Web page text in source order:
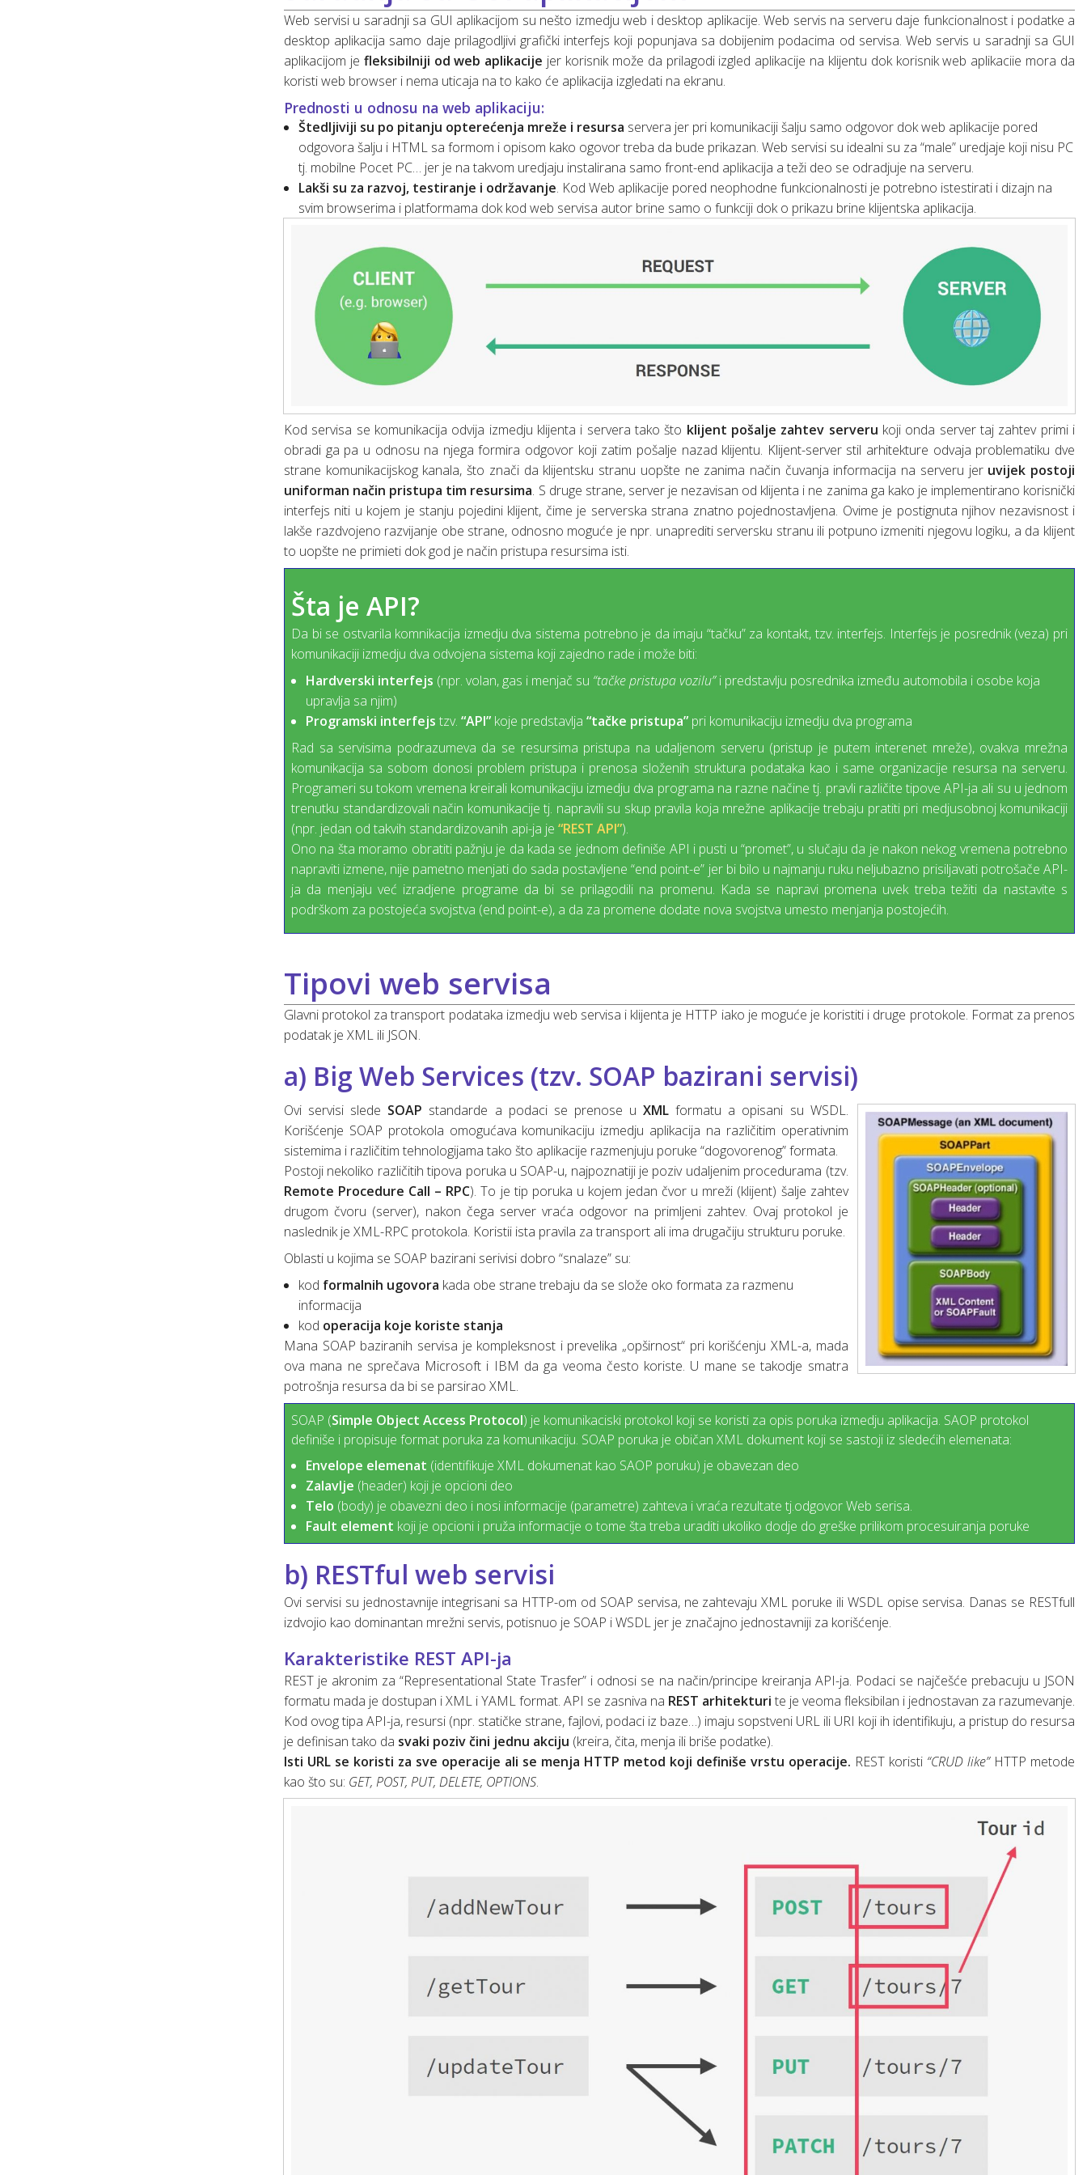
Web servisi u saradnji sa GUI aplikacijom su nešto izmedju web i desktop aplikacije. Web servis na serveru daje funkcionalnost i podatke a
desktop aplikacija samo daje prilagodljivi grafički interfejs koji popunjava sa dobijenim podacima od servisa. Web servis u saradnji sa GUI
aplikacijom je fleksibilniji od web aplikacije jer korisnik može da prilagodi izgled aplikacije na klijentu dok korisnik web aplikaciie mora da
koristi web browser i nema uticaja na to kako će aplikacija izgledati na ekranu.
Prednosti u odnosu na web aplikaciju:
Štedljiviji su po pitanju opterećenja mreže i resursa servera jer pri komunikaciji šalju samo odgovor dok web aplikacije pored
odgovora šalju i HTML sa formom i opisom kako ogovor treba da bude prikazan. Web servisi su idealni su za “male” uredjaje koji nisu PC
tj. mobilne Pocet PC… jer je na takvom uredjaju instalirana samo front-end aplikacija a teži deo se odradjuje na serveru.
Lakši su za razvoj, testiranje i održavanje. Kod Web aplikacije pored neophodne funkcionalnosti je potrebno istestirati i dizajn na
svim browserima i platformama dok kod web servisa autor brine samo o funkciji dok o prikazu brine klijentska aplikacija.
Kod servisa se komunikacija odvija izmedju klijenta i servera tako što klijent pošalje zahtev serveru koji onda server taj zahtev primi i
obradi ga pa u odnosu na njega formira odgovor koji zatim pošalje nazad klijentu. Klijent-server stil arhitekture odvaja problematiku dve
strane komunikacijskog kanala, što znači da klijentsku stranu uopšte ne zanima način čuvanja informacija na serveru jer uvijek postoji
uniforman način pristupa tim resursima. S druge strane, server je nezavisan od klijenta i ne zanima ga kako je implementirano korisnički
interfejs niti u kojem je stanju pojedini klijent, čime je serverska strana znatno pojednostavljena. Ovime je postignuta njihov nezavisnost i
lakše razdvojeno razvijanje obe strane, odnosno moguće je npr. unaprediti serversku stranu ili potpuno izmeniti njegovu logiku, a da klijent
to uopšte ne primieti dok god je način pristupa resursima isti.
Šta je API?
Da bi se ostvarila komnikacija izmedju dva sistema potrebno je da imaju “tačku” za kontakt, tzv. interfejs. Interfejs je posrednik (veza) pri
komunikaciji izmedju dva odvojena sistema koji zajedno rade i može biti:
Hardverski interfejs (npr. volan, gas i menjač su “tačke pristupa vozilu”i predstavlju posrednika između automobila i osobe koja
upravlja sa njim)
Programski interfejs tzv. “API”koje predstavlja “tačke pristupa”pri komunikaciju izmedju dva programa
Rad sa servisima podrazumeva da se resursima pristupa na udaljenom serveru (pristup je putem interenet mreže), ovakva mrežna
komunikacija sa sobom donosi problem pristupa i prenosa složenih struktura podataka kao i same organizacije resursa na serveru.
Programeri su tokom vremena kreirali komunikaciju izmedju dva programa na razne načine tj. pravli različite tipove API-ja ali su u jednom
trenutku standardizovali način komunikacije tj. napravili su skup pravila koja mrežne aplikacije trebaju pratiti pri medjusobnoj komunikaciji
(npr. jedan od takvih standardizovanih api-ja je “REST API”).
Ono na šta moramo obratiti pažnju je da kada se jednom definiše API i pusti u “promet”, u slučaju da je nakon nekog vremena potrebno
napraviti izmene, nije pametno menjati do sada postavljene “end point-e” jer bi bilo u najmanju ruku neljubazno prisiljavati potrošače API-
ja da menjaju već izradjene programe da bi se prilagodili na promenu. Kada se napravi promena uvek treba težiti da nastavite s
podrškom za postojeća svojstva (end point-e), a da za promene dodate nova svojstva umesto menjanja postojećih.
Tipovi web servisa
Glavni protokol za transport podataka izmedju web servisa i klijenta je HTTP iako je moguće je koristiti i druge protokole. Format za prenos
podatak je XML ili JSON.
a) Big Web Services (tzv. SOAP bazirani servisi)
Ovi servisi slede SOAP standarde a podaci se prenose uXML formatu a opisani su WSDL.
Korišćenje SOAP protokola omogućava komunikaciju izmedju aplikacija na različitim operativnim
sistemima i različitim tehnologijama tako što aplikacije razmenjuju poruke “dogovorenog” formata.
Postoji nekoliko različitih tipova poruka u SOAP-u, najpoznatiji je poziv udaljenim procedurama (tzv.
Remote Procedure Call – RPC). To je tip poruka u kojem jedan čvor u mreži (klijent) šalje zahtev
drugom čvoru (server), nakon čega server vraća odgovor na primljeni zahtev. Ovaj protokol je
naslednik je XML-RPC protokola. Koristii ista pravila za transport ali ima drugačiju strukturu poruke.
Oblasti u kojima se SOAP bazirani serivisi dobro “snalaze” su:
kod formalnih ugovora kada obe strane trebaju da se slože oko formata za razmenu
informacija
kod operacija koje koriste stanja
Mana SOAP baziranih servisa je kompleksnost i prevelika „opširnost“ pri korišćenju XML-a, mada
ova mana ne sprečava Microsoft i IBM da ga veoma često koriste. U mane se takodje smatra
potrošnja resursa da bi se parsirao XML.
SOAP (Simple Object Access Protocol) je komunikaciski protokol koji se koristi za opis poruka izmedju aplikacija. SAOP protokol
definiše i propisuje format poruka za komunikaciju. SOAP poruka je običan XML dokument koji se sastoji iz sledećih elemenata:
Envelope elemenat (identifikuje XML dokumenat kao SAOP poruku) je obavezan deo
Zalavlje (header) koji je opcioni deo
Telo (body) je obavezni deo i nosi informacije (parametre) zahteva i vraća rezultate tj.odgovor Web serisa.
Fault element koji je opcioni i pruža informacije o tome šta treba uraditi ukoliko dodje do greške prilikom procesuiranja poruke
b) RESTful web servisi
Ovi servisi su jednostavnije integrisani sa HTTP-om od SOAP servisa, ne zahtevaju XML poruke ili WSDL opise servisa. Danas se RESTfull
izdvojio kao dominantan mrežni servis, potisnuo je SOAP i WSDL jer je značajno jednostavniji za korišćenje.
Karakteristike REST API-ja
REST je akronim za “Representational State Trasfer” i odnosi se na način/principe kreiranja API-ja. Podaci se najčešće prebacuju u JSON
formatu mada je dostupan i XML i YAML format. API se zasniva na REST arhitekturi te je veoma fleksibilan i jednostavan za razumevanje.
Kod ovog tipa API-ja, resursi (npr. statičke strane, fajlovi, podaci iz baze…) imaju sopstveni URL ili URI koji ih identifikuju, a pristup do resursa
je definisan tako da svaki poziv čini jednu akciju (kreira, čita, menja ili briše podatke).
Isti URL se koristi za sve operacije ali se menja HTTP metod koji definiše vrstu operacije. REST koristi “CRUD like” HTTP metode
kao što su: GET, POST, PUT, DELETE, OPTIONS.